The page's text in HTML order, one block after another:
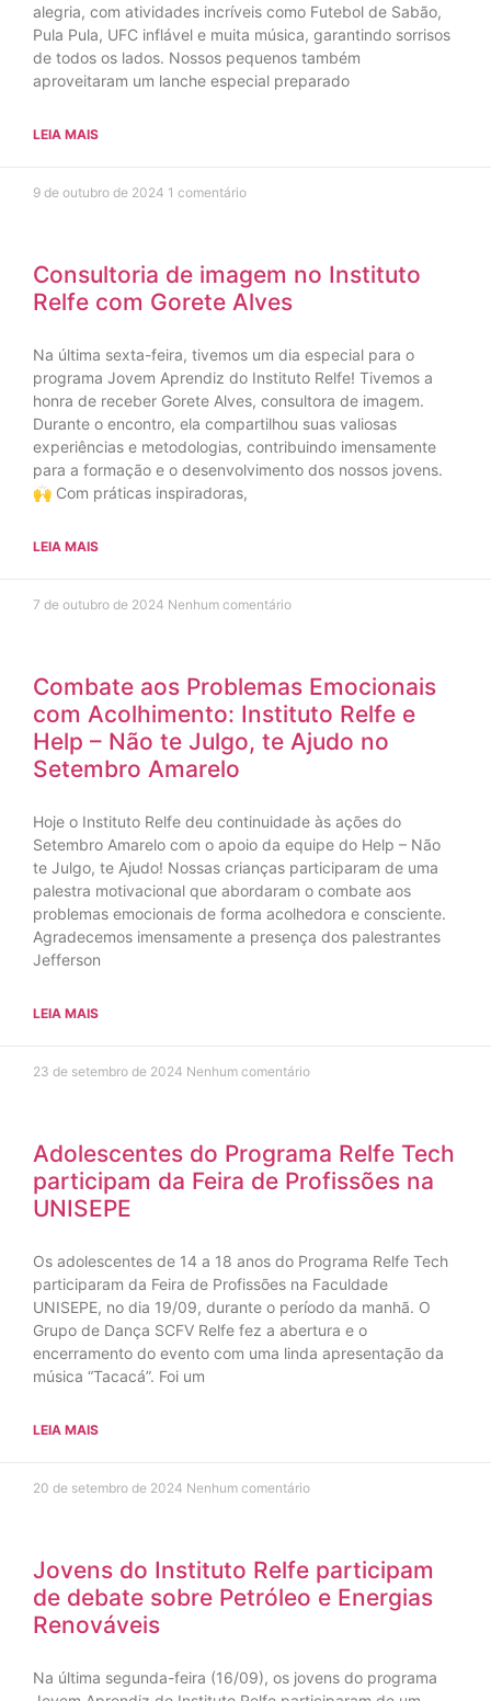
alegria, com atividades incríveis como Futebol de Sabão,
Pula Pula, UFC inflável e muita música, garantindo sorrisos
de todos os lados. Nossos pequenos também
aproveitaram um lanche especial preparado
LEIA MAIS
9 de outubro de 2024 1 comentário
Consultoria de imagem no Instituto
Relfe com Gorete Alves
Na última sexta-feira, tivemos um dia especial para o
programa Jovem Aprendiz do Instituto Relfe! Tivemos a
honra de receber Gorete Alves, consultora de imagem.
Durante o encontro, ela compartilhou suas valiosas
experiências e metodologias, contribuindo imensamente
para a formação e o desenvolvimento dos nossos jovens.
🙌 Com práticas inspiradoras,
LEIA MAIS
7 de outubro de 2024 Nenhum comentário
Combate aos Problemas Emocionais
com Acolhimento: Instituto Relfe e
Help – Não te Julgo, te Ajudo no
Setembro Amarelo
Hoje o Instituto Relfe deu continuidade às ações do
Setembro Amarelo com o apoio da equipe do Help – Não
te Julgo, te Ajudo! Nossas crianças participaram de uma
palestra motivacional que abordaram o combate aos
problemas emocionais de forma acolhedora e consciente.
Agradecemos imensamente a presença dos palestrantes
Jefferson
LEIA MAIS
23 de setembro de 2024 Nenhum comentário
Adolescentes do Programa Relfe Tech
participam da Feira de Profissões na
UNISEPE
Os adolescentes de 14 a 18 anos do Programa Relfe Tech
participaram da Feira de Profissões na Faculdade
UNISEPE, no dia 19/09, durante o período da manhã. O
Grupo de Dança SCFV Relfe fez a abertura e o
encerramento do evento com uma linda apresentação da
música “Tacacá”. Foi um
LEIA MAIS
20 de setembro de 2024 Nenhum comentário
Jovens do Instituto Relfe participam
de debate sobre Petróleo e Energias
Renováveis
Na última segunda-feira (16/09), os jovens do programa